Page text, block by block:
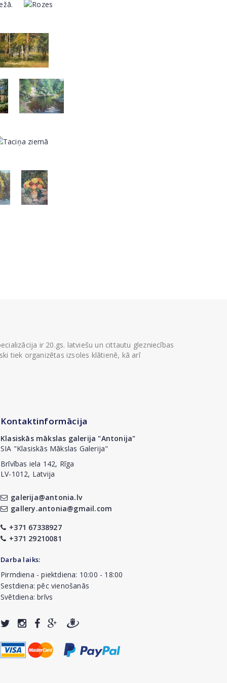
ir 20.gs. latviešu un cittautu glezniecības
tiek organizētas izsoles klātienē, kā arī
Kontaktinformācija
Klasiskās mākslas galerija "Antonija"
SIA "Klasiskās Mākslas Galerija"
Brīvības iela 142, Rīga
LV-1012, Latvija
galerija@antonia.lv
gallery.antonia@gmail.com
+371 67338927
+371 29210081
Darba laiks:
Pirmdiena - piektdiena: 10:00 - 18:00
Sestdiena: pēc vienošanās
Svētdiena: brīvs